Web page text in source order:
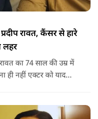
रावत, कैंसर से हारे
लहर
का 74 साल की उम्र में
नहीं एक्टर को याद